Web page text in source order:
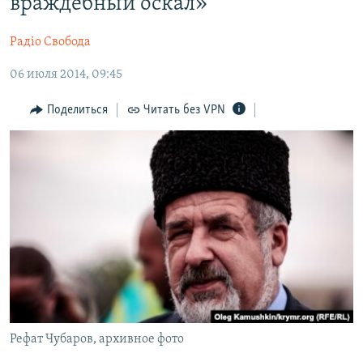
главной
Вернутся
ИНФОГРАФИКА
ТЕЛЕПРОЕКТ КРЫМ.РЕАЛИИ
СОВЕТЫ ПРАВОЗАЩИТНИКОВ
КРЫМ.НЕПОКОРЕННЫЙ
ELIFBE
УКРАИНСКАЯ ПРОБЛЕМА КРЫМА
РАДІО СВОБОДА
КАК ОБОЙТИ БЛОКИРОВКУ
Все сайты RFE/RL
враждебный оскал»
Радіо Свобода
06 июля 2014, 09:45
Поделиться Читать без VPN
Рефат Чубаров, архивное фото